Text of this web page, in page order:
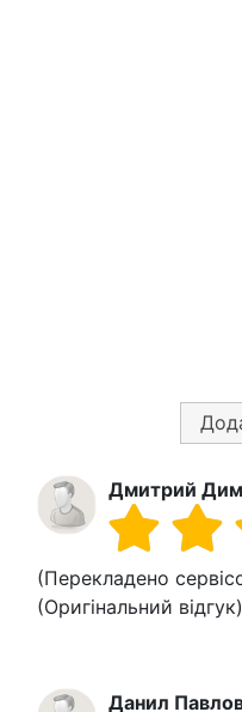
Дмитрий
(Перекладено
(Оригінальний
Данил